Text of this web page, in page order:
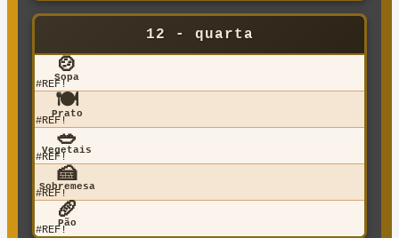
12 - quarta
🍲
Sopa
#REF!
🍽️
Prato
#REF!
🥗
Vegetais
#REF!
🍰
Sobremesa
#REF!
🥖
Pão
#REF!